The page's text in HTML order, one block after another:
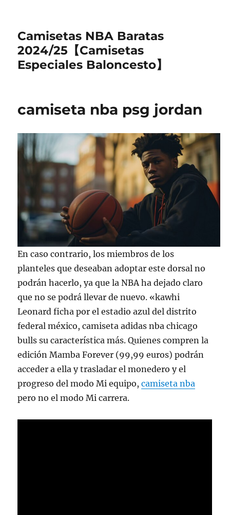
Camisetas NBA Baratas
2024/25【Camisetas
Especiales Baloncesto】
camiseta nba psg jordan
En caso contrario, los miembros de los
planteles que deseaban adoptar este dorsal no
podrán hacerlo, ya que la NBA ha dejado claro
que no se podrá llevar de nuevo. «kawhi
Leonard ficha por el estadio azul del distrito
federal méxico, camiseta adidas nba chicago
bulls su característica más. Quienes compren la
edición Mamba Forever (99,99 euros) podrán
acceder a ella y trasladar el monedero y el
progreso del modo Mi equipo,camiseta nba
pero no el modo Mi carrera.